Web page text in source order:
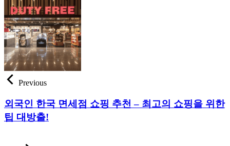
Previous
외국인 한국 면세점 쇼핑 추천 – 최고의 쇼핑을 위한
팁 대방출!